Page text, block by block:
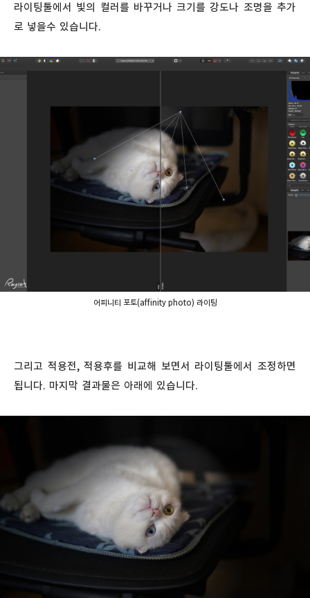
라이팅툴에서 빛의 컬러를 바꾸거나 크기를 강도나 조명을 추가
로 넣을수 있습니다.
어피니티 포토(affinity photo) 라이팅
그리고 적용전, 적용후를 비교해 보면서 라이팅툴에서 조정하면
됩니다. 마지막 결과물은 아래에 있습니다.